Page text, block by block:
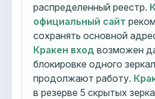
распределенный реестр.
официальный сайт
сохранять основной
Кракен вход возможен
блокировке одного
продолжают работу.
в резерве 5 скрытых